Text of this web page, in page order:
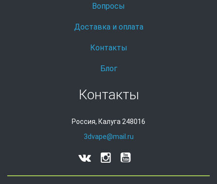
Вопросы
Доставка и оплата
Контакты
Блог
Контакты
Россия, Калуга 248016
3dvape@mail.ru